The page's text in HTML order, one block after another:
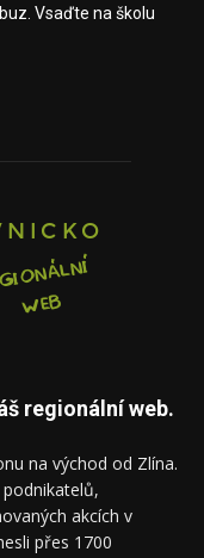
Vsaďte na školu
regionální web.
na východ od Zlína.
akcích v
přes 1700